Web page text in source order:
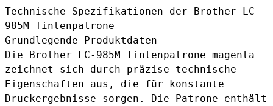
Technische Spezifikationen der Brother LC-
985M Tintenpatrone
Grundlegende Produktdaten
Die Brother LC-985M Tintenpatrone magenta
zeichnet sich durch präzise technische
Eigenschaften aus, die für konstante
Druckergebnisse sorgen. Die Patrone enthält